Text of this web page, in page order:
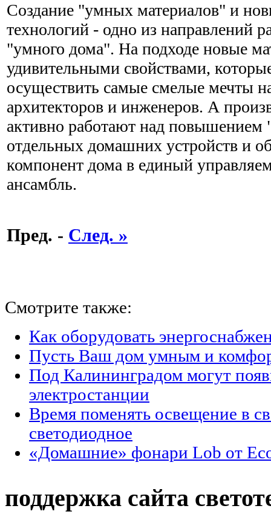
Создание "умных материалов" и
технологий - одно из направлений
"умного дома". На подходе новые
удивительными свойствами,
осуществить самые смелые мечты
архитекторов и инженеров. А
активно работают над повышением
отдельных домашних устройств и
компонент дома в единый
ансамбль.
Пред. - След. »
Смотрите также:
Как оборудовать
Пусть Ваш дом умным и
Под Калининградом могут
электростанции
Время поменять освещение в
светодиодное
«Домашние» фонари Lob от
поддержка сайта